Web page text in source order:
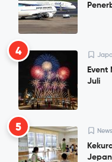
4
Event
Juli
5 News